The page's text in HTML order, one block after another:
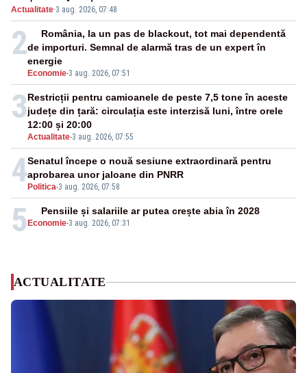
Actualitate·3 aug. 2026, 07:48
2
Economie-3 aug. 2026, 07:51
România, la un pas de blackout, tot mai dependentă
de importuri. Semnal de alarmă tras de un expert în
energie
3
Actualitate-3 aug. 2026, 07:55
Restricții pentru camioanele de peste 7,5 tone în aceste
județe din țară: circulația este interzisă luni, între orele
12:00 și 20:00
4 Politica-3 aug. 2026, 07:58
Senatul începe o nouă sesiune extraordinară pentru
aprobarea unor jaloane din PNRR
5 Economie-3 aug. 2026, 07:31
Pensiile și salariile ar putea crește abia în 2028
ACTUALITATE